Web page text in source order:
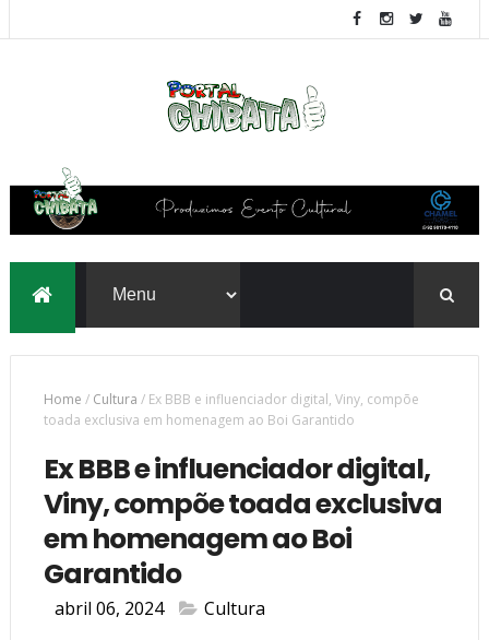
Home / Cultura / Ex BBB e influenciador digital, Viny, compõe
toada exclusiva em homenagem ao Boi Garantido
Ex BBB e influenciador digital,
Viny, compõe toada exclusiva
em homenagem ao Boi
Garantido
abril 06, 2024 Cultura